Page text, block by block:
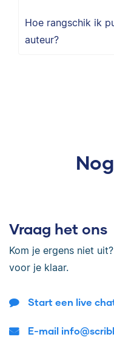
Hoe rangschik ik
auteur?
Vraag het ons
Kom je ergens niet
voor je klaar.
Start een live
E-mail